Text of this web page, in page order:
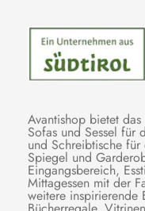
Avantishop bietet
Sofas und Sessel für
und Schreibtische
Spiegel und
Eingangsbereich,
Mittagessen mit der
weitere inspirierende